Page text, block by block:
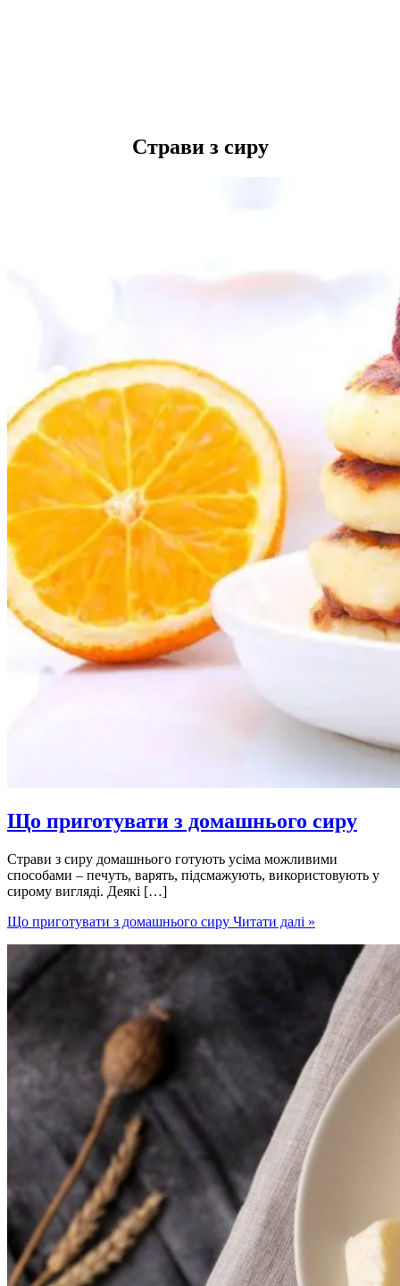
Страви з сиру
Що приготувати з домашнього сиру
Страви з сиру домашнього готують усіма можливими
способами – печуть, варять, підсмажують, використовують у
сирому вигляді. Деякі […]
Що приготувати з домашнього сиру Читати далі »